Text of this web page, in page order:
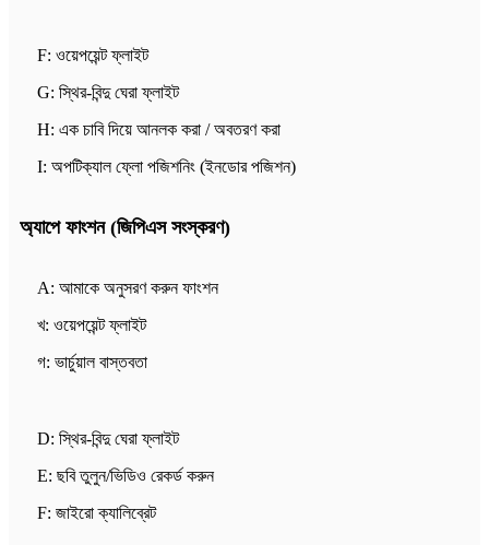
F: ওয়েপয়েন্ট ফ্লাইট
G: স্থির-বিন্দু ঘেরা ফ্লাইট
H: এক চাবি দিয়ে আনলক করা / অবতরণ করা
I: অপটিক্যাল ফ্লো পজিশনিং (ইনডোর পজিশন)
অ্যাপে ফাংশন (জিপিএস সংস্করণ)
A: আমাকে অনুসরণ করুন ফাংশন
খ: ওয়েপয়েন্ট ফ্লাইট
গ: ভার্চুয়াল বাস্তবতা
D: স্থির-বিন্দু ঘেরা ফ্লাইট
E: ছবি তুলুন/ভিডিও রেকর্ড করুন
F: জাইরো ক্যালিব্রেট